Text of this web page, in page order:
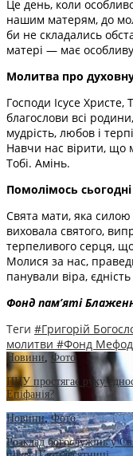
Це день, коли
нашим матерям, до
би не складались
матері — має
Молитва про
Господи Ісусе Христе,
благослови всі
мудрість, любов і
Навчи нас вірити, що
Тобі. Амінь.
Помолімось
Свята мати, яка силою
виховала святого,
терпеливого серця,
Молися за нас,
панували віра,
Фонд пам’яті
Теги #Григорій
молитви #Фонд
Новини
Фото
ПЦУ простягає руку
Епіфанія?
Новини,Фото
Розклад богослужінь у